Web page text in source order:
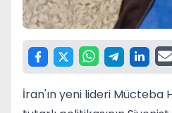
İran'ın yeni lideri Mücteba